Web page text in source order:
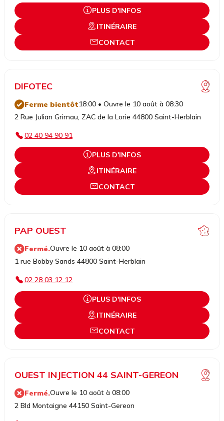
PLUS D'INFOS
ITINÉRAIRE
CONTACT
DIFOTEC
Ferme bientôt18:00 • Ouvre le 10 août à 08:30
2 Rue Julian Grimau, ZAC de la Lorie 44800 Saint-Herblain
02 40 94 90 91
PLUS D'INFOS
ITINÉRAIRE
CONTACT
PAP OUEST
Fermé.Ouvre le 10 août à 08:00
1 rue Bobby Sands 44800 Saint-Herblain
02 28 03 12 12
PLUS D'INFOS
ITINÉRAIRE
CONTACT
OUEST INJECTION 44 SAINT-GEREON
Fermé.Ouvre le 10 août à 08:00
2 Bld Montaigne 44150 Saint-Gereon